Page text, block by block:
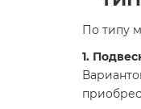
По типу
1.